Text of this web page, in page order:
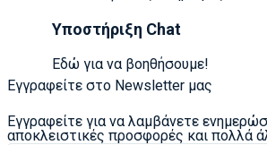
Υποστήριξη Chat
Εδώ για να βοηθήσουμε!
Εγγραφείτε στο Newsletter μας
Εγγραφείτε για να λαμβάνετε
αποκλειστικές προσφορές και πολλά